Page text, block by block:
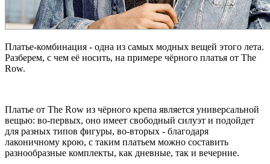
Платье-комбинация - одна из самых модных вещей этого лета.
Разберем, с чем её носить, на примере чёрного платья от The
Row.
Платье от The Row из чёрного крепа является универсальной
вещью: во-первых, оно имеет свободный силуэт и подойдет
для разных типов фигуры, во-вторых - благодаря
лаконичному крою, с таким платьем можно составить
разнообразные комплекты, как дневные, так и вечерние.